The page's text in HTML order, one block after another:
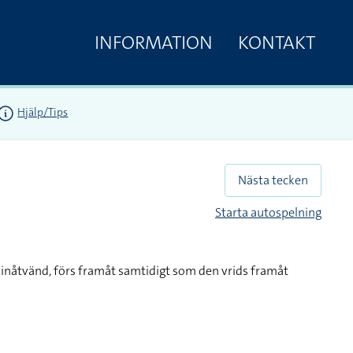
INFORMATION KONTAKT
Hjälp/Tips
Nästa tecken
Starta autospelning
förs framåt samtidigt som den vrids framåt